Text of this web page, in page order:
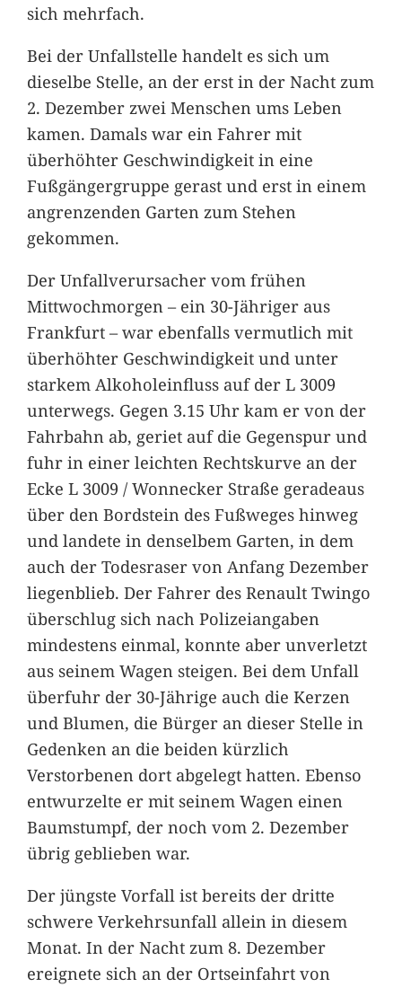
sich mehrfach.
Bei der Unfallstelle handelt es sich um
dieselbe Stelle, an der erst in der Nacht zum
2. Dezember zwei Menschen ums Leben
kamen. Damals war ein Fahrer mit
überhöhter Geschwindigkeit in eine
Fußgängergruppe gerast und erst in einem
angrenzenden Garten zum Stehen
gekommen.
Der Unfallverursacher vom frühen
Mittwochmorgen – ein 30-Jähriger aus
Frankfurt – war ebenfalls vermutlich mit
überhöhter Geschwindigkeit und unter
starkem Alkoholeinfluss auf der L 3009
unterwegs. Gegen 3.15 Uhr kam er von der
Fahrbahn ab, geriet auf die Gegenspur und
fuhr in einer leichten Rechtskurve an der
Ecke L 3009 / Wonnecker Straße geradeaus
über den Bordstein des Fußweges hinweg
und landete in denselbem Garten, in dem
auch der Todesraser von Anfang Dezember
liegenblieb. Der Fahrer des Renault Twingo
überschlug sich nach Polizeiangaben
mindestens einmal, konnte aber unverletzt
aus seinem Wagen steigen. Bei dem Unfall
überfuhr der 30-Jährige auch die Kerzen
und Blumen, die Bürger an dieser Stelle in
Gedenken an die beiden kürzlich
Verstorbenen dort abgelegt hatten. Ebenso
entwurzelte er mit seinem Wagen einen
Baumstumpf, der noch vom 2. Dezember
übrig geblieben war.
Der jüngste Vorfall ist bereits der dritte
schwere Verkehrsunfall allein in diesem
Monat. In der Nacht zum 8. Dezember
ereignete sich an der Ortseinfahrt von